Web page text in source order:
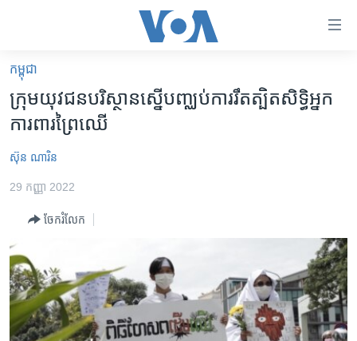
គេហទំព័រ​
ទាក់ទង
រំលង​
និង​
ចូល​
ទំព័រ​
ម្តង
រំលង​
និង​
ចូល​
ទៅ​
កម្ពុជា
អន្តរជាតិ
ហេឡូវីអូអេ
កម្ពុជាច្នៃប្រតិដ្ឋ
ព្រឹត្តិការណ៍ព័ត៌មាន
ទូរទស្សន៍ / វីដេអូ​
វិទ្យុ / ផតខាសថ៍
កម្ពុជា
ក្រុម​យុវជន​បរិស្ថាន​ស្នើ​បញ្ឈប់​ការ​រឹតត្បិត​សិទ្ធិ​អ្នក​
ការពារ​ព្រៃឈើ​
ស៊ុន ណារិន
29 កញ្ញា 2022
ចែករំលែក